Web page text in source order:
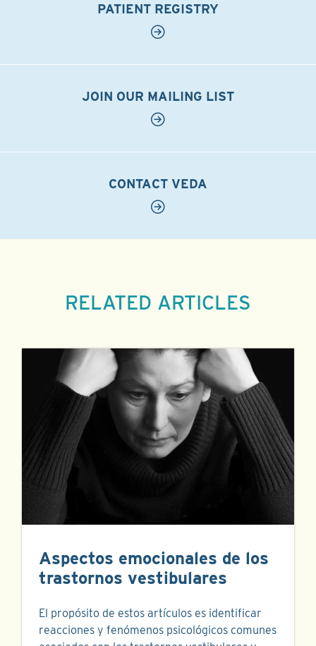
PATIENT REGISTRY
JOIN OUR MAILING LIST
CONTACT VEDA
RELATED ARTICLES
Aspectos emocionales de los
trastornos vestibulares
El propósito de estos artículos es identificar
reacciones y fenómenos psicológicos comunes